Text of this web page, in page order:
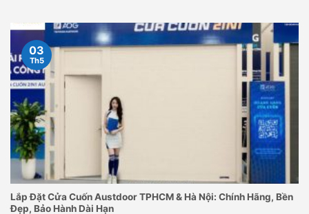
Lắp Đặt Cửa Cuốn Austdoor TPHCM & Hà Nội: Chính Hãng, Bền
Đẹp, Bảo Hành Dài Hạn
03
Th5